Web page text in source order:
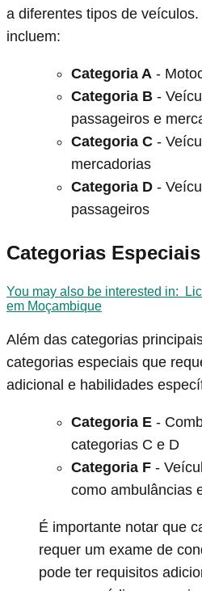
a diferentes tipos de
incluem:
Categoria A -
Categoria B -
passageiros e
Categoria C -
mercadorias
Categoria D -
passageiros
Categorias Especiais
You may also be interested in:
em Moçambique
Além das categorias
categorias especiais que
adicional e habilidades
Categoria E -
categorias C e D
Categoria F -
como ambulâncias
É importante notar que
requer um exame de
pode ter requisitos